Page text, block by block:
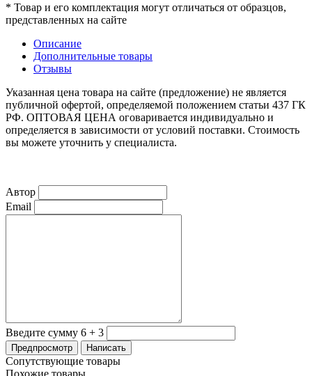
* Товар и его комплектация могут отличаться от образцов,
представленных на сайте
Описание
Дополнительные товары
Отзывы
Указанная цена товара на сайте (предложение) не является
публичной офертой, определяемой положением статьи 437 ГК
РФ. ОПТОВАЯ ЦЕНА оговаривается индивидуально и
определяется в зависимости от условий поставки. Стоимость
вы можете уточнить у специалиста.
Автор
Email
Введите сумму 6 + 3
Сопутствующие товары
Похожие товары